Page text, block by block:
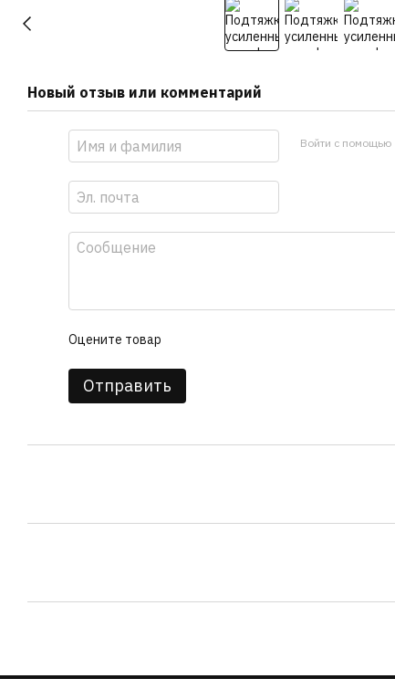
Новый отзыв или комментарий
Войти с помощью
Оцените товар
Отправить